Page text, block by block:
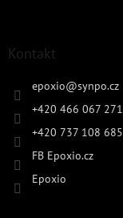
Kontakt
epoxio@synpo.cz
+420 466 067 271
+420 737 108 685
FB Epoxio.cz
Epoxio